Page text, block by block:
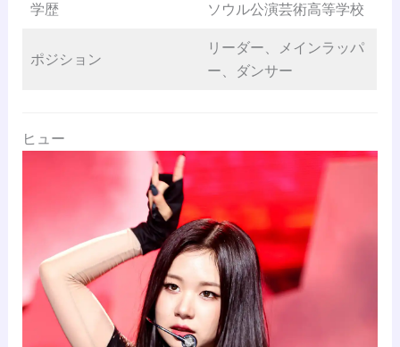
学歴 ソウル公演芸術高等学校
ポジション
リーダー、メインラッパ
ー、ダンサー
ヒュー